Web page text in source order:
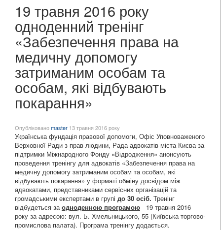
19 травня 2016 року
одноденний тренінг
«Забезпечення права на
медичну допомогу
затриманим особам та
особам, які відбувають
покарання»
Опублікованоmaster 13 травня 2016 року
Українська фундація правової допомоги, Офіс Уповноваженого
Верховної Ради з прав людини, Рада адвокатів міста Києва за
підтримки Міжнародного Фонду «Відродження» анонсують
проведення тренінгу для адвокатів «Забезпечення права на
медичну допомогу затриманим особам та особам, які
відбувають покарання» у форматі обміну досвідом між
адвокатами, представниками сервісних організацій та
громадськими експертами в групі до 30 осіб. Тренінг
відбудеться заодноденною програмою 19 травня 2016
року за адресою: вул. Б. Хмельницького, 55 (Київська торгово-
промислова палата). Програма тренінгу додається.